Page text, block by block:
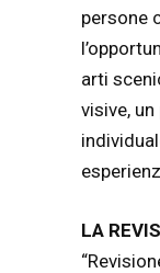
persone
arti
visive,
LA